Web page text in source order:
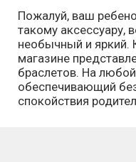
Пожалуй, ваш
такому аксессуару,
необычный и яркий.
магазине
браслетов. На
обеспечивающий
спокойствия